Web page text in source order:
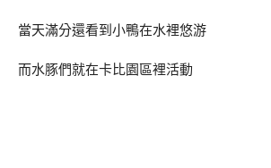
當天滿分還看到小鴨在水裡悠游
而水豚們就在卡比園區裡活動